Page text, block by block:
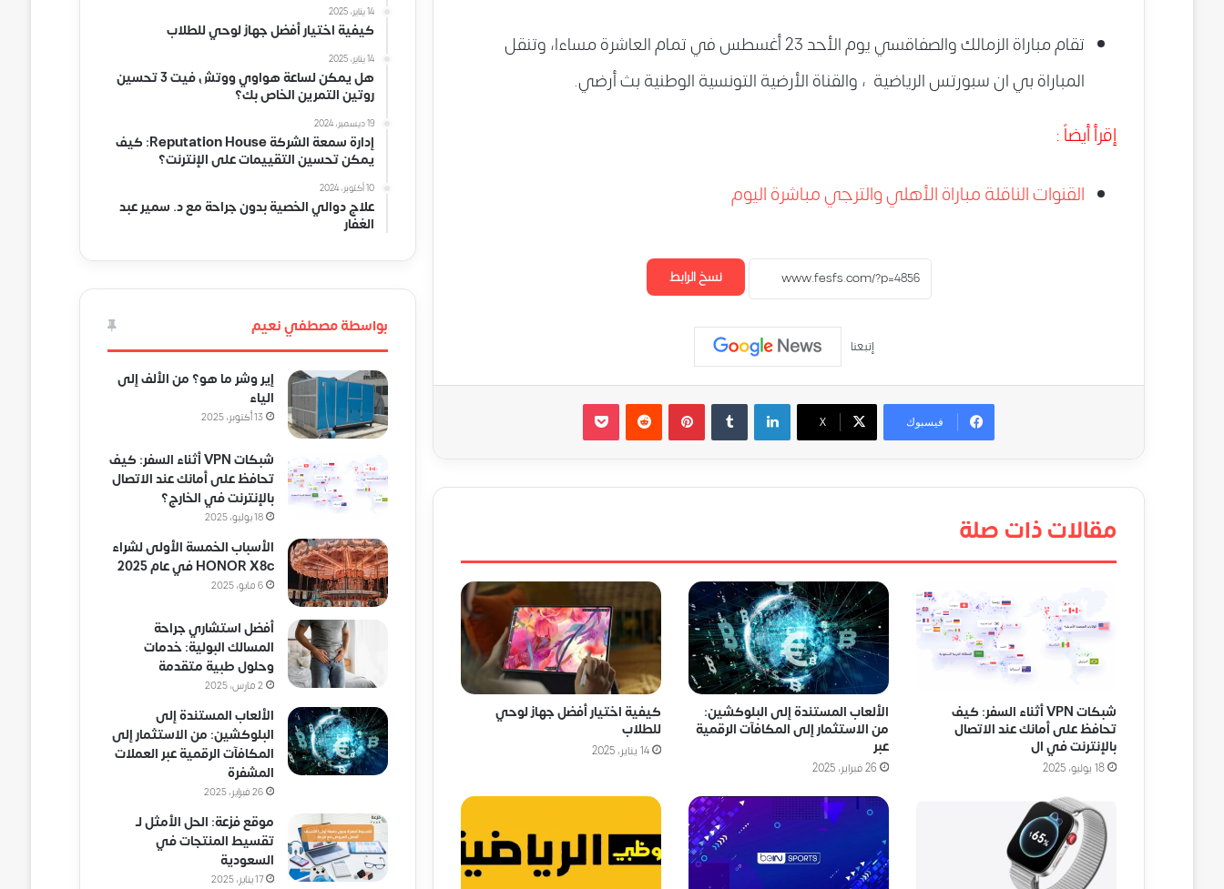
تقام مباراة الزمالك والصفاقسي يوم الأحد 23 أغسطس في تمام العاشرة مساءا، وتنقل
المباراة بي ان سبورتس الرياضية ، والقناة الأرضية التونسية الوطنية بث أرضي.
إقرأ أيضاً :
القنوات الناقلة مباراة الأهلي والترجي مباشرة اليوم
نسخ الرابط
إتبعنا
فيسبوك ‫X
لينكدإن ‏Tumblr بينتيريست ‏Reddit
‫Pocket
مقالات ذات صلة
شبكات VPN أثناء السفر: كيف
تحافظ على أمانك عند الاتصال
بالإنترنت في ال
18 يوليو، 2025
الألعاب المستندة إلى البلوكشين:
من الاستثمار إلى المكافآت الرقمية
عبر
26 فبراير، 2025
كيفية اختيار أفضل جهاز لوحي
للطلاب
14 يناير، 2025
14 يناير، 2025
كيفية اختيار أفضل جهاز لوحي للطلاب
14 يناير، 2025
هل يمكن لساعة هواوي ووتش فيت 3 تحسين
روتين التمرين الخاص بك؟
19 ديسمبر، 2024
إدارة سمعة الشركة Reputation House: كيف
يمكن تحسين التقييمات على الإنترنت؟
10 أكتوبر، 2024
علاج دوالي الخصية بدون جراحة مع د. سمير عبد
الغفار
بواسطة مصطفي نعيم
إير وشر ما هو؟ من الألف إلى
الياء
13 أكتوبر، 2025
شبكات VPN أثناء السفر: كيف
تحافظ على أمانك عند الاتصال
بالإنترنت في الخارج؟
18 يوليو، 2025
الأسباب الخمسة الأولى لشراء
HONOR X8c في عام 2025
6 مايو، 2025
أفضل استشاري جراحة
المسالك البولية: خدمات
وحلول طبية متقدمة
2 مارس، 2025
الألعاب المستندة إلى
البلوكشين: من الاستثمار إلى
المكافآت الرقمية عبر العملات
المشفرة
26 فبراير، 2025
موقع فزعة: الحل الأمثل لـ
تقسيط المنتجات في
السعودية
17 يناير، 2025